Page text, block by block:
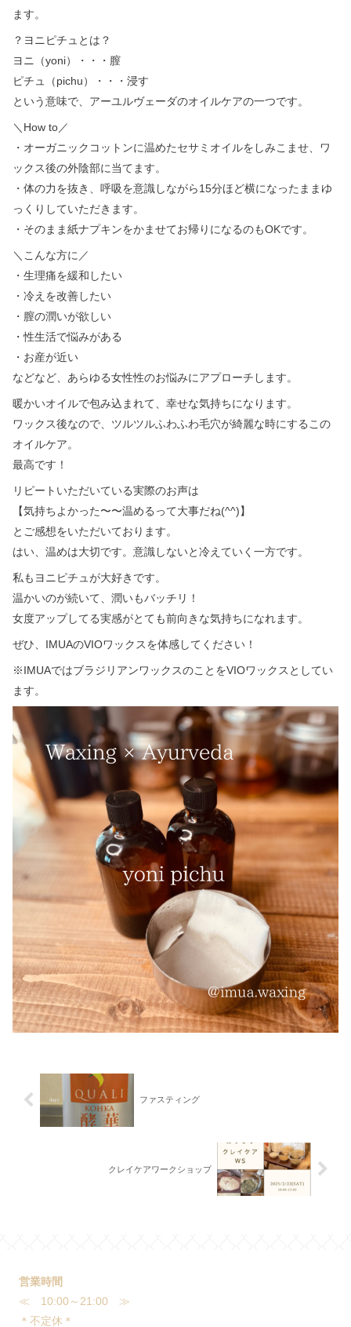
ます。
？ヨニピチュとは？
ヨニ（yoni）・・・膣
ピチュ（pichu）・・・浸す
という意味で、アーユルヴェーダのオイルケアの一つです。
＼How to／
・オーガニックコットンに温めたセサミオイルをしみこませ、ワ
ックス後の外陰部に当てます。
・体の力を抜き、呼吸を意識しながら15分ほど横になったままゆ
っくりしていただきます。
・そのまま紙ナプキンをかませてお帰りになるのもOKです。
＼こんな方に／
・生理痛を緩和したい
・冷えを改善したい
・膣の潤いが欲しい
・性生活で悩みがある
・お産が近い
などなど、あらゆる女性性のお悩みにアプローチします。
暖かいオイルで包み込まれて、幸せな気持ちになります。
ワックス後なので、ツルツルふわふわ毛穴が綺麗な時にするこの
オイルケア。
最高です！
リピートいただいている実際のお声は
【気持ちよかった〜〜温めるって大事だね(^^)】
とご感想をいただいております。
はい、温めは大切です。意識しないと冷えていく一方です。
私もヨニピチュが大好きです。
温かいのが続いて、潤いもバッチリ！
女度アップしてる実感がとても前向きな気持ちになれます。
ぜひ、IMUAのVIOワックスを体感してください！
※IMUAではブラジリアンワックスのことをVIOワックスとしてい
ます。
ファスティング
クレイケアワークショップ
営業時間
≪ 10:00～21:00 ≫
＊不定休＊